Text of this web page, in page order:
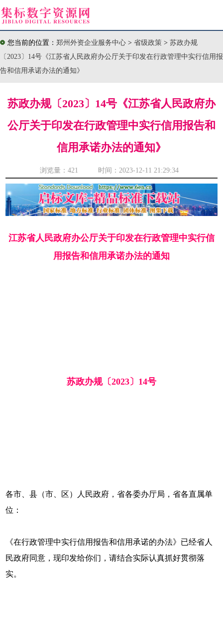
您当前的位置： 郑州外资企业服务中心 > 省级政策 > 苏政办规
〔2023〕14号《江苏省人民政府办公厅关于印发在行政管理中实行信用报
告和信用承诺办法的通知》
苏政办规〔2023〕14号《江苏省人民政府办
公厅关于印发在行政管理中实行信用报告和
信用承诺办法的通知》
浏览量： 421 时间：2023-12-11 21:29:34
江苏省人民政府办公厅关于印发在行政管理中实行信
用报告和信用承诺办法的通知
苏政办规〔2023〕14号
各市、县（市、区）人民政府，省各委办厅局，省各直属单
位：
《在行政管理中实行信用报告和信用承诺的办法》已经省人
民政府同意，现印发给你们，请结合实际认真抓好贯彻落
实。